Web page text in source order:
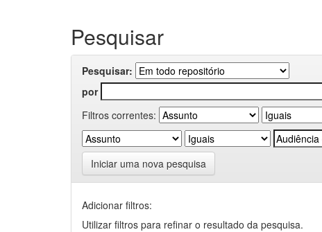
Pesquisar
Pesquisar:
por
Filtros correntes:
Iniciar uma nova pesquisa
Adicionar filtros:
Utilizar filtros para refinar o resultado da pesquisa.